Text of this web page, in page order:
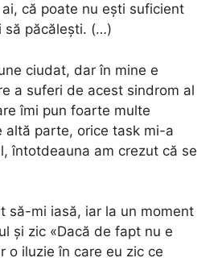
că poate nu ești suficient
să păcălești. (…)
ciudat, dar în mine e
a suferi de acest sindrom al
îmi pun foarte multe
altă parte, orice task mi-a
întotdeauna am crezut că se
să-mi iasă, iar la un moment
și zic «Dacă de fapt nu e
o iluzie în care eu zic ce